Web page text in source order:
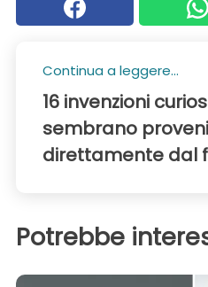
Continua a leggere...
16 invenzioni
sembrano
direttamente dal
Potrebbe